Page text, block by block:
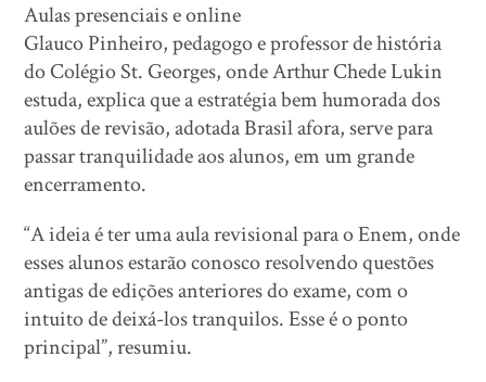
Aulas presenciais e online
Glauco Pinheiro, pedagogo e professor de história
do Colégio St. Georges, onde Arthur Chede Lukin
estuda, explica que a estratégia bem humorada dos
aulões de revisão, adotada Brasil afora, serve para
passar tranquilidade aos alunos, em um grande
encerramento.
“A ideia é ter uma aula revisional para o Enem, onde
esses alunos estarão conosco resolvendo questões
antigas de edições anteriores do exame, com o
intuito de deixá-los tranquilos. Esse é o ponto
principal”, resumiu.